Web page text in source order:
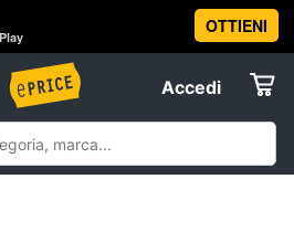
OTTIENI
Accedi
da incasso